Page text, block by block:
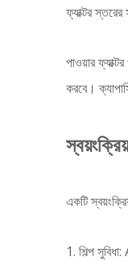
ফ্যাক্টর
পাওয়ার
করবে।
একটি
1. শিল্প